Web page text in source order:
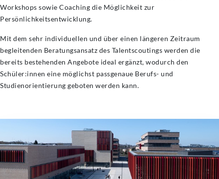
Workshops sowie Coaching die Möglichkeit zur
Persönlichkeitsentwicklung.
Mit dem sehr individuellen und über einen längeren Zeitraum
begleitenden Beratungsansatz des Talentscoutings werden die
bereits bestehenden Angebote ideal ergänzt, wodurch den
Schüler:innen eine möglichst passgenaue Berufs- und
Studienorientierung geboten werden kann.